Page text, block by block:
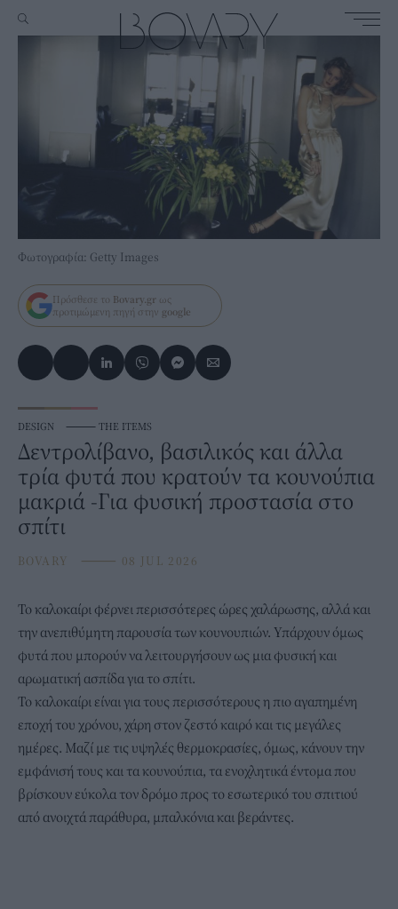
Φωτογραφία: Getty Images
Πρόσθεσε το Bovary.gr ως
προτιμώμενη πηγή στην google
DESIGN ⸻ THE ITEMS
Δεντρολίβανο, βασιλικός και άλλα
τρία φυτά που κρατούν τα κουνούπια
μακριά -Για φυσική προστασία στο
σπίτι
BOVARY ⸻ 08 JUL 2026
Το καλοκαίρι φέρνει περισσότερες ώρες χαλάρωσης, αλλά και
την ανεπιθύμητη παρουσία των κουνουπιών. Υπάρχουν όμως
φυτά που μπορούν να λειτουργήσουν ως μια φυσική και
αρωματική ασπίδα για το σπίτι.
Το καλοκαίρι είναι για τους περισσότερους η πιο αγαπημένη
εποχή του χρόνου, χάρη στον ζεστό καιρό και τις μεγάλες
ημέρες. Μαζί με τις υψηλές θερμοκρασίες, όμως, κάνουν την
εμφάνισή τους καιτα κουνούπια, τα ενοχλητικά έντομα που
βρίσκουν εύκολα τον δρόμο προς το εσωτερικό του σπιτιού
από ανοιχτά παράθυρα, μπαλκόνια και βεράντες.